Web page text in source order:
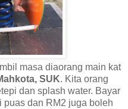
masa diaorang main kat
SUK. Kita orang
dan splash water. Bayar
puas dan RM2 juga boleh